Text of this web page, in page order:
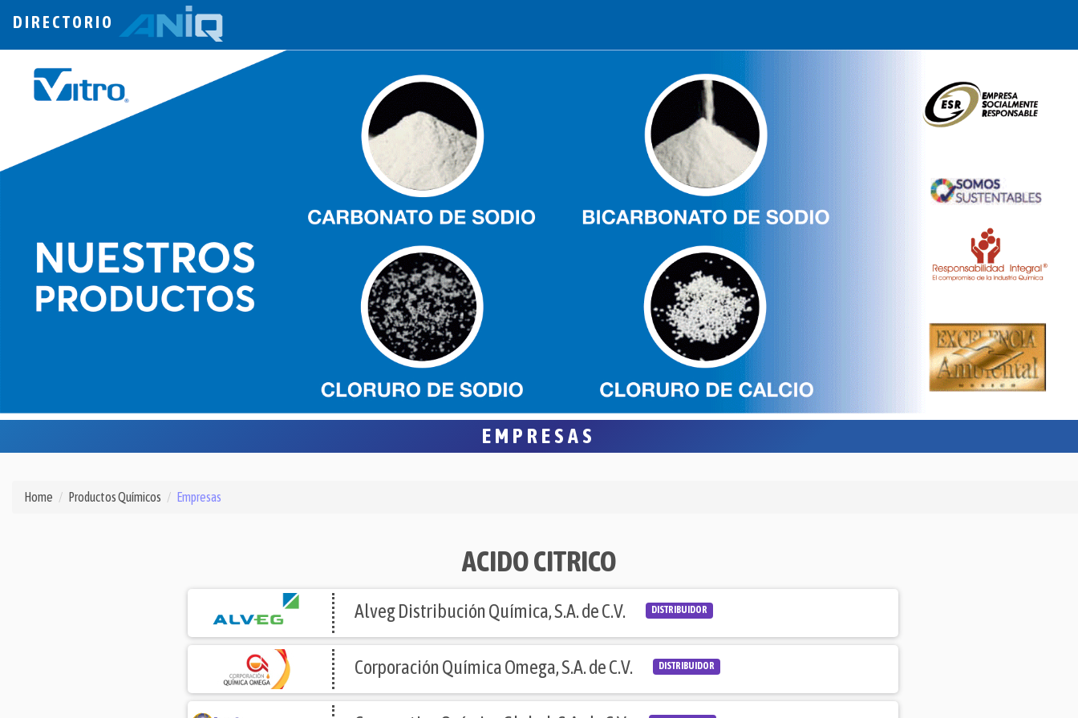
DIRECTORIO
EMPRESAS
Home Productos Químicos Empresas
ACIDO CITRICO
Alveg Distribución Química, S.A. de C.V. DISTRIBUIDOR
Corporación Química Omega, S.A. de C.V. DISTRIBUIDOR